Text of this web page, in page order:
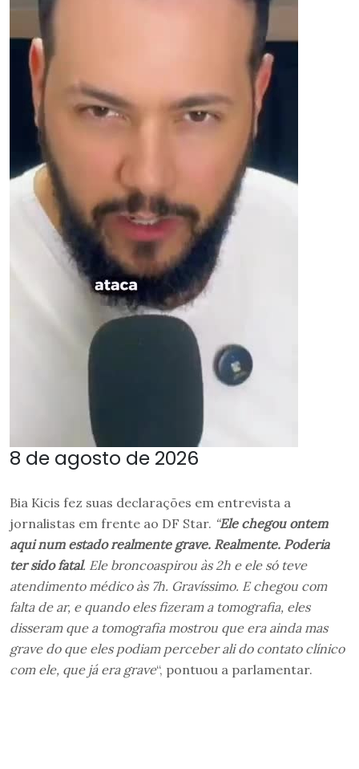
8 de agosto de 2026
Bia Kicis fez suas declarações em entrevista a
jornalistas em frente ao DF Star. “Ele chegou ontem
aqui num estado realmente grave. Realmente. Poderia
ter sido fatal. Ele broncoaspirou às 2h e ele só teve
atendimento médico às 7h. Gravíssimo. E chegou com
falta de ar, e quando eles fizeram a tomografia, eles
disseram que a tomografia mostrou que era ainda mas
grave do que eles podiam perceber ali do contato clínico
com ele, que já era grave“, pontuou a parlamentar.